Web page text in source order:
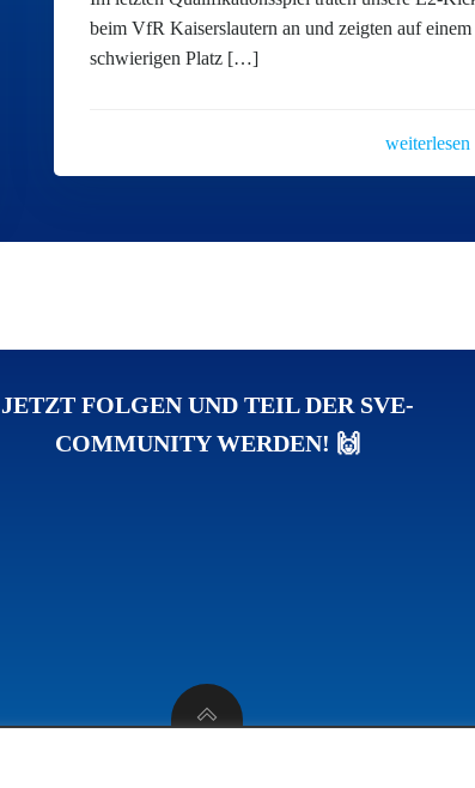
beim VfR Kaiserslautern an und zeigten auf einem
schwierigen Platz […]
weiterlesen
JETZT FOLGEN UND TEIL DER SVE-
COMMUNITY WERDEN! 🙌